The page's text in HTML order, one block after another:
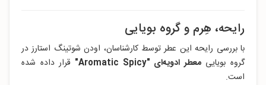
رایحه، هِرم و گروه بویایی
با بررسی رایحه این عطر توسط کارشناسان، اودن شوتینگ استارز در
گروه بویاییمعطر ادویه‌ای "Aromatic Spicy"
قرار داده‌ شده
است.